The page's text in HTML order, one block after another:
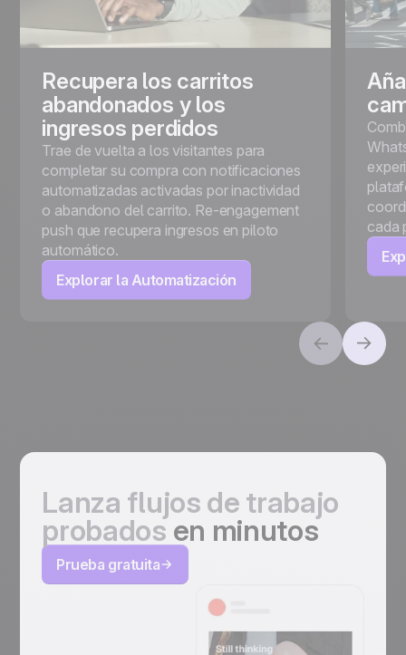
Recupera los carritos
abandonados y los
ingresos perdidos
Trae de vuelta a los visitantes para
completar su compra con notificaciones
automatizadas activadas por inactividad
o abandono del carrito. Re-engagement
push que recupera ingresos en piloto
automático.
Explorar la Automatización
cada
Lanza flujos de trabajo
probados en minutos
Prueba gratuita